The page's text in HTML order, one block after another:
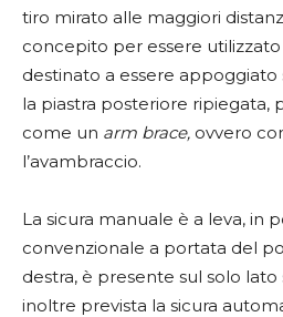
tiro mirato alle maggiori
concepito per essere utilizzato
destinato a essere
la piastra posteriore ripiegata,
come un arm brace, ovvero
l’avambraccio.
La sicura manuale è a leva, in
convenzionale a portata del
destra, è presente sul solo lato
inoltre prevista la sicura